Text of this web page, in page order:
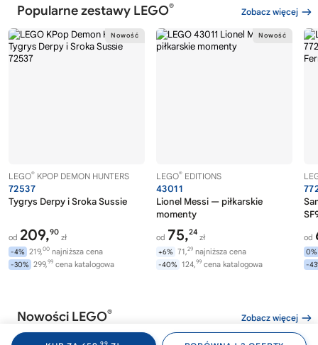
99
Popularne zestawy LEGO® Zobacz więcej
LEGO® KPOP DEMON HUNTERS
72537
Tygrys Derpy i Sroka Sussie
od 209,90
zł
-4% 219,00 najniższa cena
-30% 299,99 cena katalogowa
LEGO® EDITIONS
43011
Lionel Messi — piłkarskie
momenty
od 75,24
zł
+6% 71,29 najniższa cena
-40% 124,99 cena katalogowa
od
0%
-
Nowości LEGO® Zobacz więcej